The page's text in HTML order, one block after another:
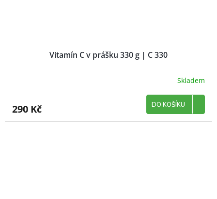
Vitamín C v prášku 330 g | C 330
Skladem
290 Kč DO KOŠÍKU